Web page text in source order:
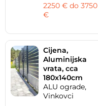
2250 € do 3750
€
Cijena,
Aluminijska
vrata, cca
180x140cm
ALU ograde,
Vinkovci